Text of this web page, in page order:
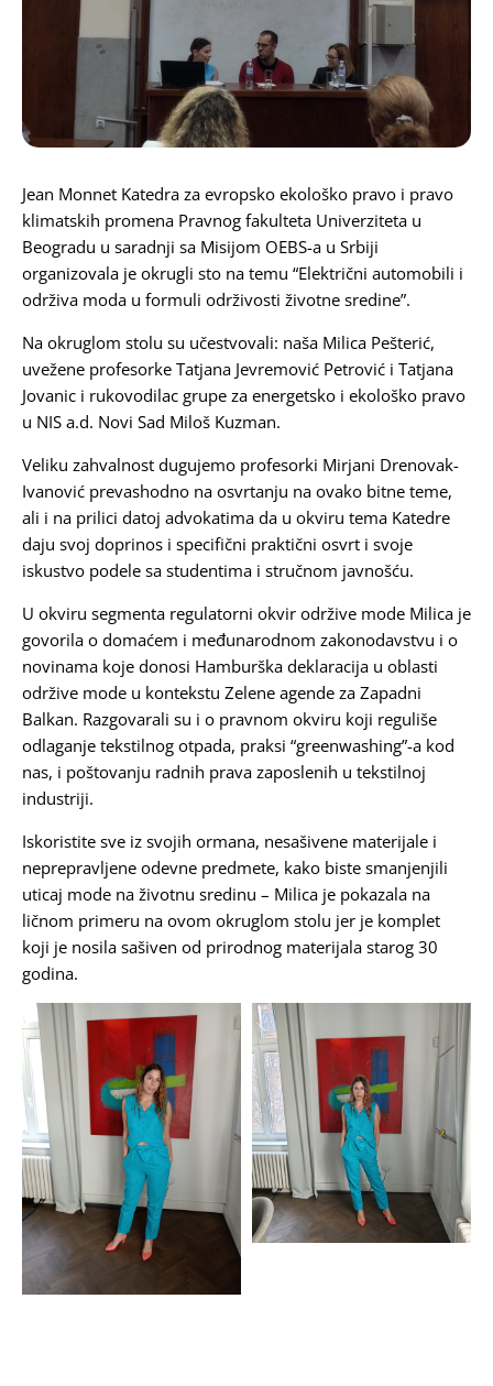
Karijera
Kontakt
Jean Monnet Katedra za evropsko ekološko pravo i pravo
klimatskih promena Pravnog fakulteta Univerziteta u
Beogradu u saradnji sa Misijom OEBS-a u Srbiji
organizovala je okrugli sto na temu “Električni automobili i
održiva moda u formuli održivosti životne sredine”.
Na okruglom stolu su učestvovali: naša Milica Pešterić,
uvežene profesorke Tatjana Jevremović Petrović i Tatjana
Jovanic i rukovodilac grupe za energetsko i ekološko pravo
u NIS a.d. Novi Sad Miloš Kuzman.
Veliku zahvalnost dugujemo profesorki Mirjani Drenovak-
Ivanović prevashodno na osvrtanju na ovako bitne teme,
ali i na prilici datoj advokatima da u okviru tema Katedre
daju svoj doprinos i specifični praktični osvrt i svoje
iskustvo podele sa studentima i stručnom javnošću.
U okviru segmenta regulatorni okvir održive mode Milica je
govorila o domaćem i međunarodnom zakonodavstvu i o
novinama koje donosi Hamburška deklaracija u oblasti
održive mode u kontekstu Zelene agende za Zapadni
Balkan. Razgovarali su i o pravnom okviru koji reguliše
odlaganje tekstilnog otpada, praksi “greenwashing”-a kod
nas, i poštovanju radnih prava zaposlenih u tekstilnoj
industriji.
Iskoristite sve iz svojih ormana, nesašivene materijale i
neprepravljene odevne predmete, kako biste smanjenjili
uticaj mode na životnu sredinu – Milica je pokazala na
ličnom primeru na ovom okruglom stolu jer je komplet
koji je nosila sašiven od prirodnog materijala starog 30
godina.